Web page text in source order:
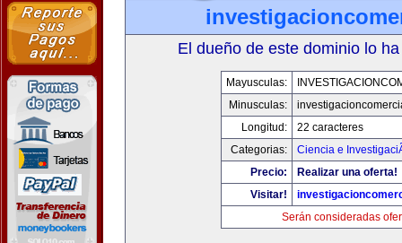
El dueño de este dominio lo
Mayusculas:
Minusculas:
Longitud:
22 caracteres
Categorias:
Ciencia e
Precio:
Realizar una oferta!
Visitar!
Serán consideradas